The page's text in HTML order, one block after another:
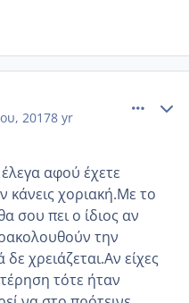
20178 yr
αφού έχετε
κάνεις χοριακή.Με το
σου πει ο ίδιος αν
την
χρειάζεται.Αν είχες
τότε ήταν